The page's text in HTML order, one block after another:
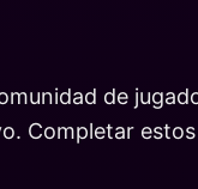
de
Completar